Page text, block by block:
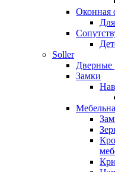
Оконная
Soller
Дверные
Замки